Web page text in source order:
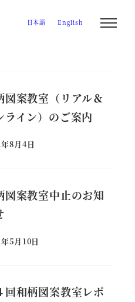
日本語 English
図案教室（リアル＆
ライン）のご案内
8月4日
図案教室中止のお知
5月10日
回和柄図案教室レポ